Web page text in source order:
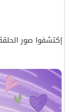
إكتشفوا صور الحلقة 9 من